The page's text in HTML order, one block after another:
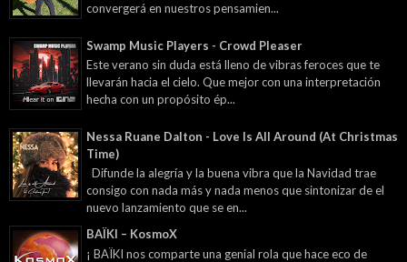
convergerá en nuestros pensamien...
Swamp Music Players - Crowd Pleaser
Este verano sin duda está lleno de vibras feroces que te
llevarán hacia el cielo. Que mejor con una interpretación
hecha con un propósito ép...
Nessa Ruane Dalton - Love Is All Around (At Christmas
Time)
Difunde la alegría y la buena vibra que la Navidad trae
consigo con nada más y nada menos que sintonizar de el
nuevo lanzamiento que se en...
BAÏKI – KosmoX
¡ BAÏKI nos comparte una genial rola que hace eco de